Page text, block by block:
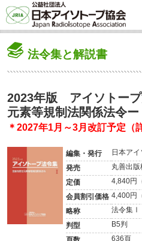
協会を
学ぶ・
FAQ
交通
採用
お問合
法令集と解説書
2023年版 アイソトー
元素等規制法関係法令ー
＊2027年1月～3月改訂予定（
編集・発行 日本ア
発売 丸善出版
定価 4,840円
会員割引価格 4,400円
略称 法令集Ⅰ
判型 B5判
636頁